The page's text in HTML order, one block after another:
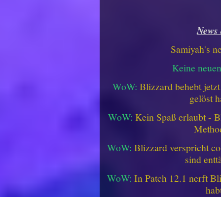
Samiyah's
Keine
WoW: Blizzard behebt
gelöst
WoW: Kein Spaß erlaubt -
WoW: Blizzard verspricht
sind
WoW: In Patch 12.1 nerft